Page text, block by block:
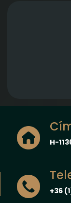
Több
képviseletet
H-
+36